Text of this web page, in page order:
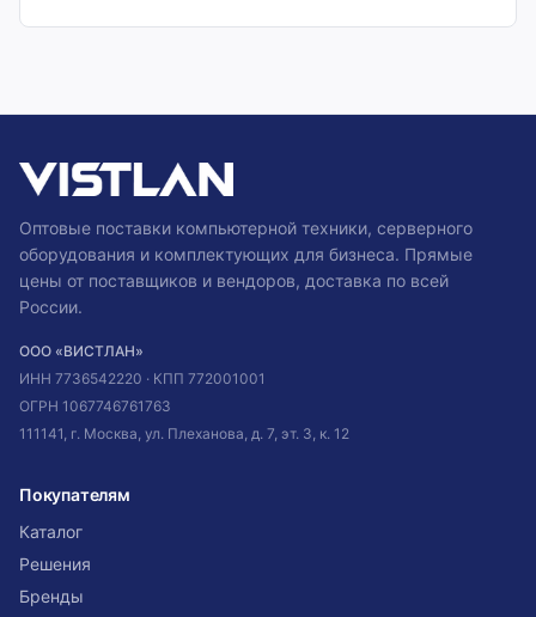
Оптовые поставки компьютерной техники, серверного
оборудования и комплектующих для бизнеса. Прямые
цены от поставщиков и вендоров, доставка по всей
России.
ООО «ВИСТЛАН»
ИНН 7736542220 · КПП 772001001
ОГРН 1067746761763
111141, г. Москва, ул. Плеханова, д. 7, эт. 3, к. 12
Покупателям
Каталог
Решения
Бренды